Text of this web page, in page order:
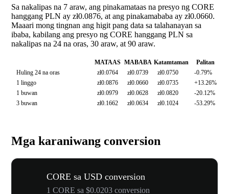
Sa nakalipas na 7 araw, ang pinakamataas na presyo ng CORE
hanggang PLN ay zł0.0876, at ang pinakamababa ay zł0.0660.
Maaari mong tingnan ang higit pang data sa talahanayan sa
ibaba, kabilang ang presyo ng CORE hanggang PLN sa
nakalipas na 24 na oras, 30 araw, at 90 araw.
MATAAS MABABA Katamtaman
Palitan
Huling 24 na oras
zł0.0764 zł0.0739 zł0.0750
-0.79%
1 linggo
zł0.0876 zł0.0660 zł0.0735
+13.26%
1 buwan
zł0.0979 zł0.0628 zł0.0820
-20.12%
3 buwan
zł0.1662 zł0.0634 zł0.1024 -53.29%
Mga karaniwang conversion
CORE sa USD conversion
1 CORE sa $0.0203 conversion